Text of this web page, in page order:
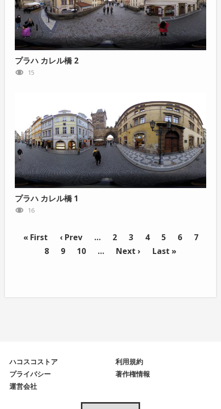
プラハ カレル橋 2
15
プラハ カレル橋 1
16
« First ‹ Prev … 2 3 4 5 6
7
8
9 10 … Next › Last »
ハコスコストア
利用規約
プライバシー
著作権情報
運営会社